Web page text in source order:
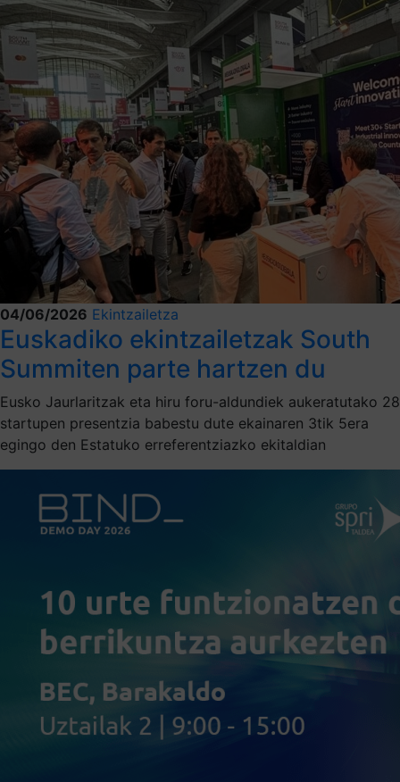
04/06/2026 Ekintzailetza
Euskadiko ekintzailetzak South
Summiten parte hartzen du
Eusko Jaurlaritzak eta hiru foru-aldundiek aukeratutako 28
startupen presentzia babestu dute ekainaren 3tik 5era
egingo den Estatuko erreferentziazko ekitaldian